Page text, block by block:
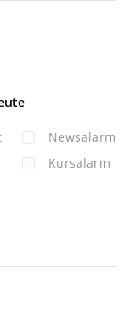
Newsalarm
Kursalarm